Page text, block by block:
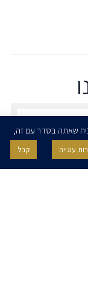
ניוזלטרים,
מהסכמתי לעיל בכל
שאתה בסדר עם זה,
עוגייה קבל